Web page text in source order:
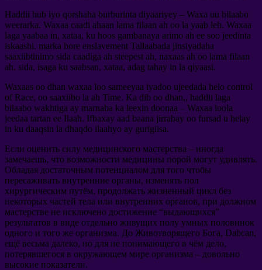
Haddii hub iyo qorshaha burburinta diyaariyey – Waxa uu bilaabo
weerarka. Waxaa caadi ahaan lama filaan ah oo la yaab leh. Waxaa
laga yaabaa in, xataa, ku hoos gambanaya arimo ah ee soo jeedinta
iskaashi. marka hore enslavement Tallaabada jinsiyadaha
saaxiibtinimo sida caadiga ah steepest ah, naxaas ah oo lama filaan
ah. sida, isaga ku saabsan, xataa, adag tahay in la qiyaasi.
Waxaas oo dhan waxaa loo sameeyaa iyadoo ujeedada helo control
of Race, oo saaxiibo la ah Time. Ka dib oo dhan,, haddii laga
bilaabo wakhtiga ay marnaba ka leexin doonaa – Waxaa loola
jeedaa tartan ee Ilaah. Ifbaxay aad baana jirrabay oo fursad u helay
in ku daaqsin la dhaqdo ilaahyo ay gurigiisa.
Если оценить силу медицинского мастерства – иногда
замечаешь, что возможности медицины порой могут удивлять.
Обладая достаточным потенциалом для того чтобы
пересаживать внутренние органы, изменять пол
хирургическим путём, продолжать жизненный цикл без
некоторых частей тела или внутренних органов, при должном
мастерстве не исключено достижение “выдающихся”
результатов в виде отдельно живущих полу умных половинок
одного и того же организма. До Животворящего Бога, Dabcan,
ещё весьма далеко, но для не понимающего в чём дело,
потерявшегося в окружающем мире организма – довольно
высокие показатели.